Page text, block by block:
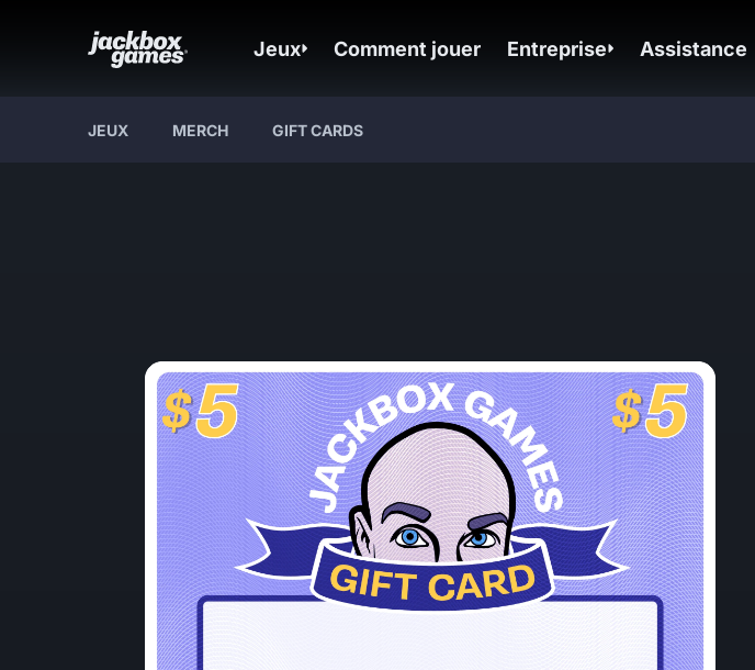
Jeux Comment jouer Entreprise Assistance
JEUX MERCH GIFT CARDS